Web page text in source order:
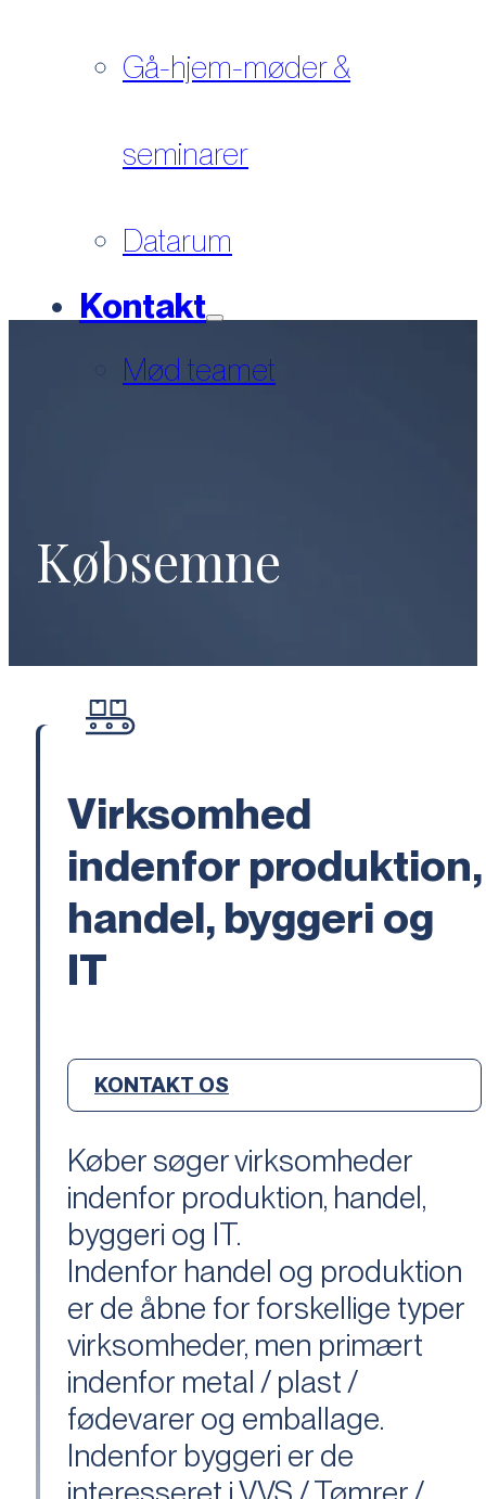
Gå-hjem-møder &
seminarer
Datarum
Kontakt
Mød teamet
Købsemne
Virksomhed
indenfor produktion,
handel, byggeri og
IT
KONTAKT OS
Køber søger virksomheder
indenfor produktion, handel,
byggeri og IT.
Indenfor handel og produktion
er de åbne for forskellige typer
virksomheder, men primært
indenfor metal / plast /
fødevarer og emballage.
Indenfor byggeri er de